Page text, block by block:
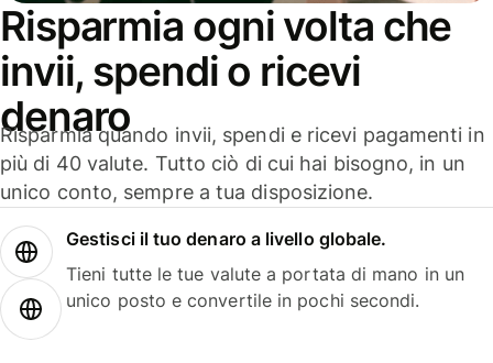
Risparmia ogni volta che
invii, spendi o ricevi
denaro
Risparmia quando invii, spendi e ricevi pagamenti in
più di 40 valute. Tutto ciò di cui hai bisogno, in un
unico conto, sempre a tua disposizione.
Gestisci il tuo denaro a livello globale.
Tieni tutte le tue valute a portata di mano in un
unico posto e convertile in pochi secondi.